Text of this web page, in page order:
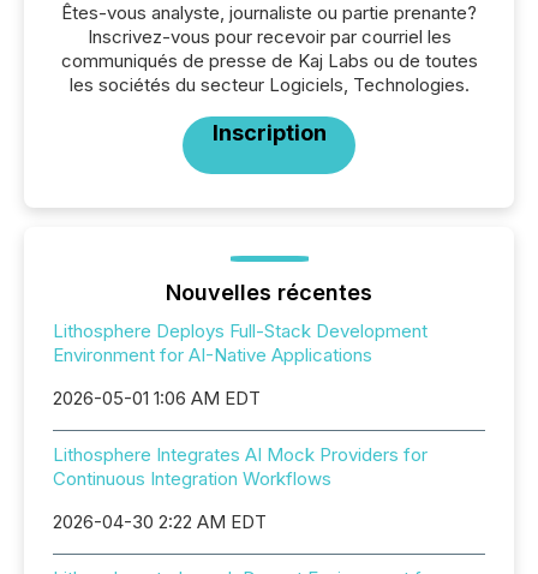
Êtes-vous analyste, journaliste ou partie prenante?
Inscrivez-vous pour recevoir par courriel les
communiqués de presse de Kaj Labs ou de toutes
les sociétés du secteur Logiciels, Technologies.
Inscription
Nouvelles récentes
Lithosphere Deploys Full-Stack Development
Environment for AI-Native Applications
2026-05-01 1:06 AM EDT
Lithosphere Integrates AI Mock Providers for
Continuous Integration Workflows
2026-04-30 2:22 AM EDT